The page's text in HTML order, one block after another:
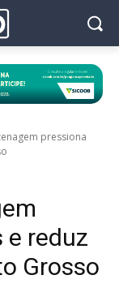
pressiona
e reduz
Grosso